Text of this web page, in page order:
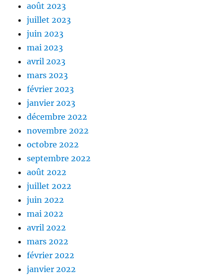
août 2023
juillet 2023
juin 2023
mai 2023
avril 2023
mars 2023
février 2023
janvier 2023
décembre 2022
novembre 2022
octobre 2022
septembre 2022
août 2022
juillet 2022
juin 2022
mai 2022
avril 2022
mars 2022
février 2022
janvier 2022